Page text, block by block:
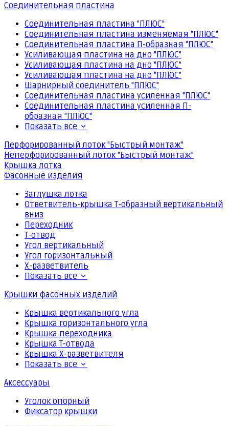
Соединительная пластина
Соединительная пластина "ПЛЮС"
Соединительная пластина изменяемая "ПЛЮС"
Соединительная пластина П-образная "ПЛЮС"
Усиливающая пластина на дно "ПЛЮС"
Усиливающая пластина на дно "ПЛЮС"
Усиливающая пластина на дно "ПЛЮС"
Шарнирный соединитель "ПЛЮС"
Соединительная пластина усиленная "ПЛЮС"
Соединительная пластина усиленная П-
образная "ПЛЮС"
Показать все
Перфорированный лоток "Быстрый монтаж"
Неперфорированный лоток "Быстрый монтаж"
Крышка лотка
Фасонные изделия
Заглушка лотка
Ответвитель-крышка Т-образный вертикальный
вниз
Переходник
Т-отвод
Угол вертикальный
Угол горизонтальный
Х-разветвитель
Показать все
Крышки фасонных изделий
Крышка вертикального угла
Крышка горизонтального угла
Крышка переходника
Крышка Т-отвода
Крышка Х-разветвителя
Показать все
Аксессуары
Уголок опорный
Фиксатор крышки